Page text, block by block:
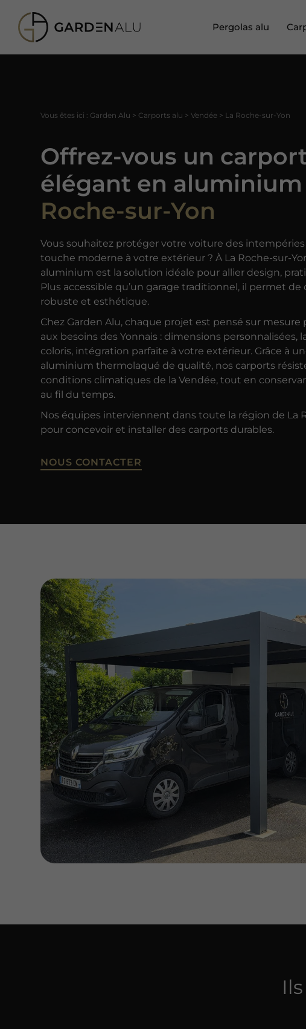
Pergolas alu
Vous êtes ici : Garden Alu > Carports alu >Vendée > La Roche-sur-Yon
Offrez-vous un
élégant en aluminium
Roche-sur-Yon
Vous souhaitez protéger votre voiture des
touche moderne à votre extérieur ? À La Roche-sur-
aluminium est la solution idéale pour allier design,
Plus accessible qu’un garage traditionnel, il permet de
robuste et esthétique.
Chez Garden Alu, chaque projet est pensé sur mesure
aux besoins des Yonnais : dimensions personnalisées,
coloris, intégration parfaite à votre extérieur. Grâce à
aluminium thermolaqué de qualité, nos carports
conditions climatiques de la Vendée, tout en
au fil du temps.
Nos équipes interviennent dans toute la région de La
pour concevoir et installer des carports durables.
NOUS CONTACTER